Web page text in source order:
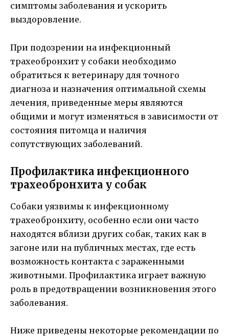
симптомы заболевания и ускорить
выздоровление.
При подозрении на инфекционный
трахеобронхит у собаки необходимо
обратиться к ветеринару для точного
диагноза и назначения оптимальной схемы
лечения, приведенные меры являются
общими и могут изменяться в зависимости от
состояния питомца и наличия
сопутствующих заболеваний.
Профилактика инфекционного
трахеобронхита у собак
Собаки уязвимы к инфекционному
трахеобронхиту, особенно если они часто
находятся вблизи других собак, таких как в
загоне или на публичных местах, где есть
возможность контакта с зараженными
животными. Профилактика играет важную
роль в предотвращении возникновения этого
заболевания.
Ниже приведены некоторые рекомендации по